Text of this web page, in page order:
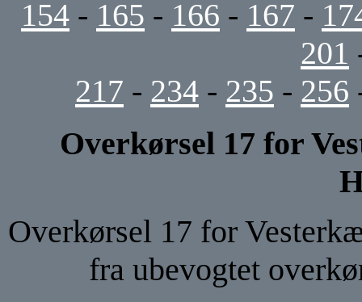
154 - 165 - 166 - 167 -
201
217 - 234 - 235 - 256
Overkørsel 17 for
Overkørsel 17 for
fra ubevogtet